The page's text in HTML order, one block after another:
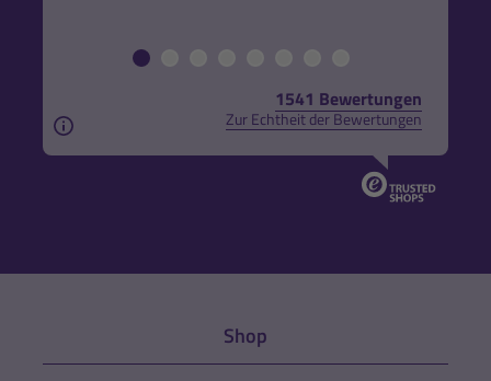
1541 Bewertungen
Zur Echtheit der Bewertungen
Aus rechtlichen Gründen weisen wir darauf hin,
Shop